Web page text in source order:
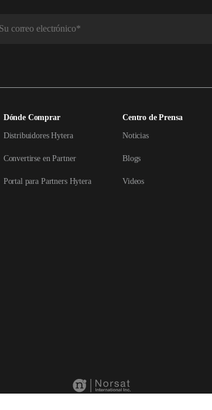
Dónde Comprar
Distribuidores Hytera
Convertirse en Partner
Portal para Partners Hytera
Centro de Prensa
Noticias
Blogs
Videos